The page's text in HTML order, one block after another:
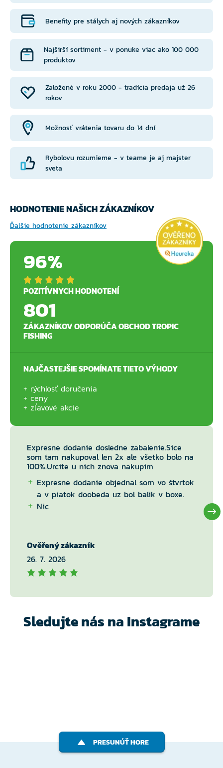
Založené v roku 2000 - tradícia predaja už 26
rokov
Benefity pre stálych aj nových zákazníkov
Možnosť vrátenia tovaru do 14 dní
Najširší sortiment - v ponuke viac ako 100 000
produktov
Rybolovu rozumieme - v teame je aj majster
sveta
HODNOTENIE NAŠICH ZÁKAZNÍKOV
Ďalšie hodnotenie zákazníkov
96%
POZITÍVNYCH HODNOTENÍ
801
ZÁKAZNÍKOV ODPORÚČA OBCHOD TROPIC
FISHING
NAJČASTEJŠIE SPOMÍNATE TIETO VÝHODY
rýchlosť doručenia
ceny
zľavové akcie
Expresne dodanie dosledne zabalenie.Sice
som tam nakupoval len 2x ale všetko bolo na
100%.Urcite u nich znova nakupim
Expresne dodanie objednal som vo štvrtok
a v piatok doobeda uz bol balik v boxe.
Nic
Ověřený zákazník
26. 7. 2026
Sledujte nás na Instagrame
PRESUNÚŤ HORE